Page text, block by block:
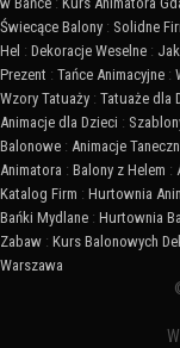
Świecące Balony : Solidne
Hel : Dekoracje Weselne :
Prezent : Tańce Animacyjne :
Wzory Tatuaży : Tatuaże dla
Animacje dla Dzieci :
Balonowe : Animacje
Animatora : Balony z Helem :
Katalog Firm : Hurtownia
Bańki Mydlane : Hurtownia
Zabaw : Kurs Balonowych
Warszawa